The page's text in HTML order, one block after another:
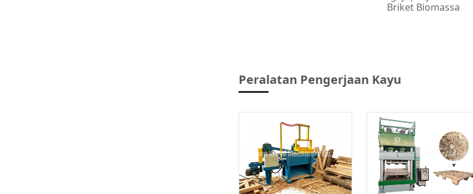
Briket Biomassa
Peralatan Pengerjaan Kayu